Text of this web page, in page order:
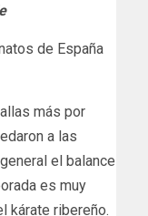
de España
más por
a las
el balance
es muy
kárate ribereño.